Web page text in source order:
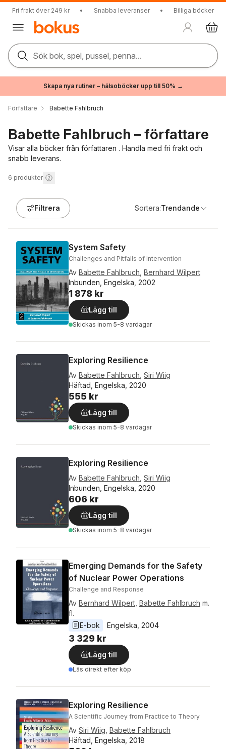
Fri frakt över 249 kr • Snabba leveranser • Billiga böcker
Sök bok, spel, pussel, penna...
Skapa nya rutiner – hälsoböcker upp till 50% →
Författare Babette Fahlbruch
Babette Fahlbruch – författare
Visar alla böcker från författaren . Handla med fri frakt och
snabb leverans.
6 produkter
Filtrera Sortera:Trendande
System Safety
Challenges and Pitfalls of Intervention
Av Babette Fahlbruch Bernhard Wilpert
Inbunden, Engelska, 2002
1 878 kr
Lägg till
Skickas inom 5-8 vardagar
Exploring Resilience
Av Babette Fahlbruch Siri Wiig
Häftad, Engelska, 2020
555 kr
Lägg till
Skickas inom 5-8 vardagar
Exploring Resilience
Av Babette Fahlbruch Siri Wiig
Inbunden, Engelska, 2020
606 kr
Lägg till
Skickas inom 5-8 vardagar
Emerging Demands for the Safety
of Nuclear Power Operations
Challenge and Response
Av Bernhard Wilpert Babette Fahlbruch m.
fl.
E-bok
Engelska 2004
3 329 kr
Lägg till
Läs direkt efter köp
Exploring Resilience
A Scientific Journey from Practice to Theory
Av Siri Wiig Babette Fahlbruch
Häftad, Engelska, 2018